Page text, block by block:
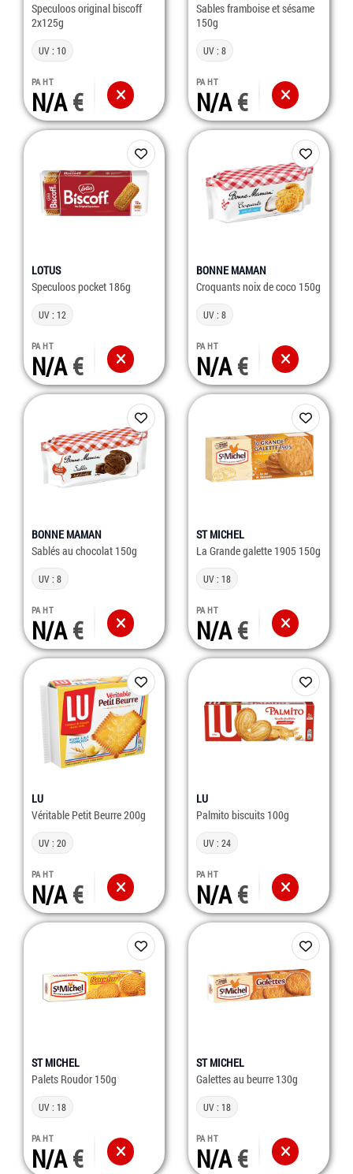
Speculoos original biscoff
2x125g
UV : 10
PA HT
N/A
Sables framboise et sésame
150g
UV : 8
PA HT
N/A
LOTUS
Speculoos pocket 186g
UV : 12
PA HT
N/A
BONNE MAMAN
Croquants noix de coco 150g
UV : 8
PA HT
N/A
BONNE MAMAN
Sablés au chocolat 150g
UV : 8
PA HT
N/A
ST MICHEL
La Grande galette 1905 150g
UV : 18
PA HT
N/A
LU
Véritable Petit Beurre 200g
UV : 20
PA HT
N/A
LU
Palmito biscuits 100g
UV : 24
PA HT
N/A
ST MICHEL
Palets Roudor 150g
UV : 18
PA HT
N/A
ST MICHEL
Galettes au beurre 130g
UV : 18
PA HT
N/A